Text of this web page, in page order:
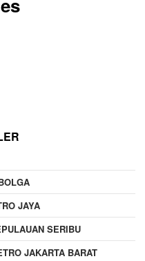
JAYA
SERIBU
JAKARTA BARAT